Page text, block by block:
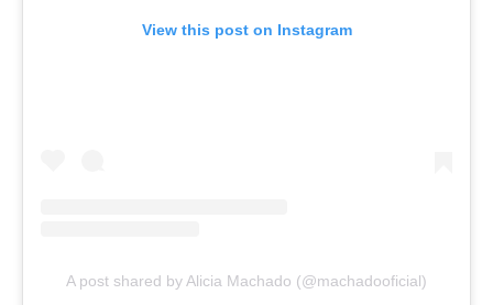
View this post on Instagram
A post shared by Alicia Machado (@machadooficial)